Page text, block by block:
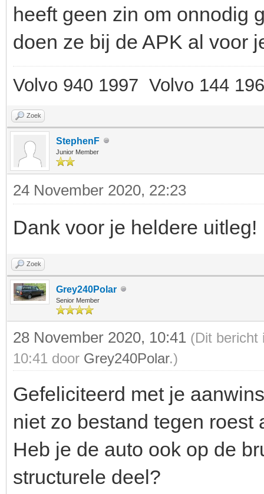
heeft geen zin om onnodig
doen ze bij de APK al voor
Volvo 940 1997 Volvo 144
Zoek
StephenF
Junior Member
24 November 2020, 22:23
Dank voor je heldere uitleg!
Zoek
Grey240Polar
Senior Member
28 November 2020, 10:41 (Dit bericht
10:41 door Grey240Polar.)
Gefeliciteerd met je
niet zo bestand tegen roest
Heb je de auto ook op de
structurele deel?